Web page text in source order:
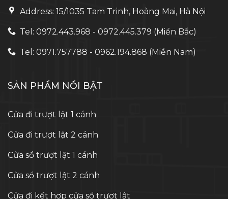
Address: 15/1035 Tam Trinh, Hoàng Mai, Hà Nội
Tel: 0972.443.968 - 0972.445.379 (Miền Bắc)
Tel: 0971.757788 - 0962.194.868 (Miền Nam)
SẢN PHẨM NỔI BẬT
Cửa đi trượt lật 1 cánh
Cửa đi trượt lật 2 cánh
Cửa sổ trượt lật 1 cánh
Cửa sổ trượt lật 2 cánh
Cửa đi kết hợp cửa sổ trượt lật